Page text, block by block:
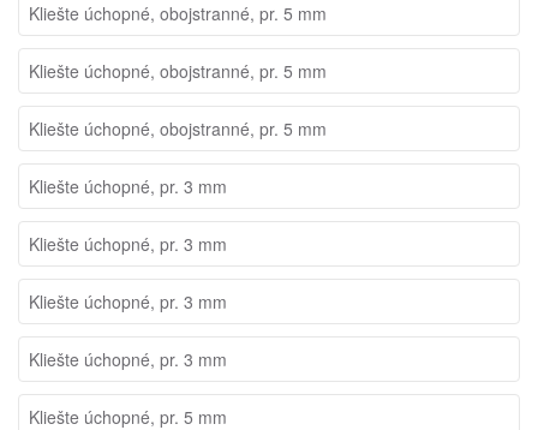
Kliešte úchopné, obojstranné, pr. 5 mm
Kliešte úchopné, obojstranné, pr. 5 mm
Kliešte úchopné, obojstranné, pr. 5 mm
Kliešte úchopné, pr. 3 mm
Kliešte úchopné, pr. 3 mm
Kliešte úchopné, pr. 3 mm
Kliešte úchopné, pr. 3 mm
Kliešte úchopné, pr. 5 mm